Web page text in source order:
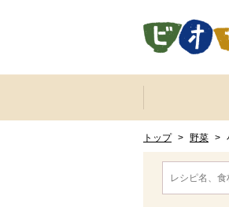
ここからサイト内共通メニューです。
サイト内共通メニューをスキップする
トップ > 野菜 >
ここから消費
消費材検索メ
ここから本文